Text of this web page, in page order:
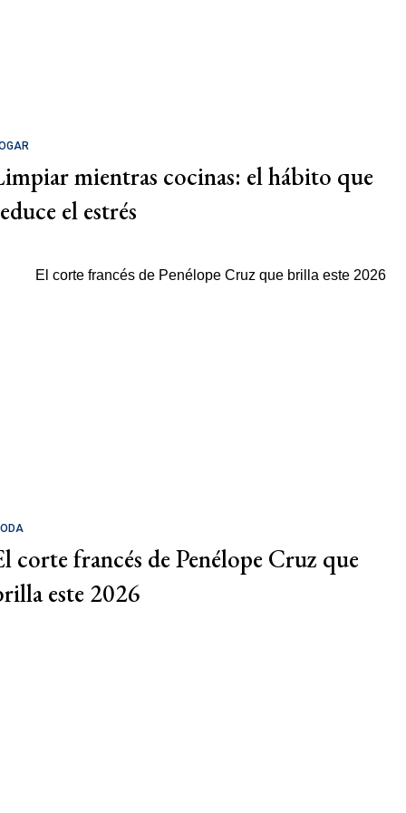
mientras cocinas: el hábito que
el estrés
corte francés de Penélope Cruz que
este 2026